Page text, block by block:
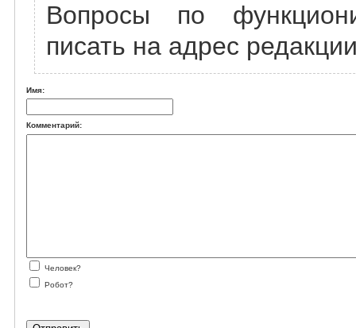
Вопросы по
писать на адрес
Имя:
Комментарий:
Человек?
Робот?